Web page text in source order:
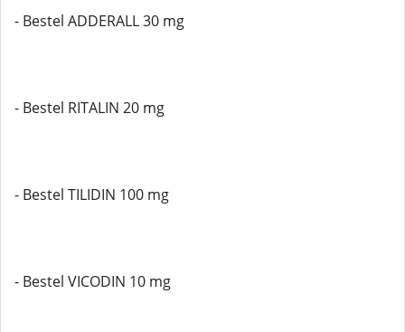
- Bestel ADDERALL 30 mg
- Bestel RITALIN 20 mg
- Bestel TILIDIN 100 mg
- Bestel VICODIN 10 mg